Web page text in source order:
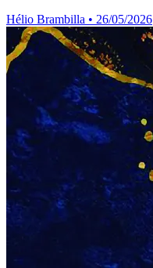
Hélio Brambilla • 26/05/2026